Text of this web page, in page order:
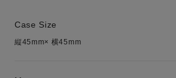
Case Size
縦45mm× 横45mm